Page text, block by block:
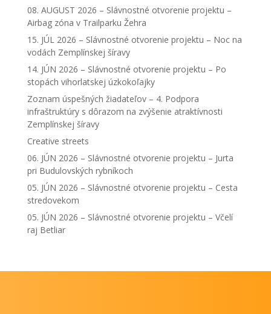
08. AUGUST 2026 – Slávnostné otvorenie projektu –
Airbag zóna v Trailparku Žehra
15. JÚL 2026 – Slávnostné otvorenie projektu – Noc na
vodách Zemplínskej šíravy
14. JÚN 2026 – Slávnostné otvorenie projektu – Po
stopách vihorlatskej úzkokoľajky
Zoznam úspešných žiadateľov – 4. Podpora
infraštruktúry s dôrazom na zvýšenie atraktívnosti
Zemplínskej šíravy
Creative streets
06. JÚN 2026 – Slávnostné otvorenie projektu – Jurta
pri Budulovských rybníkoch
05. JÚN 2026 – Slávnostné otvorenie projektu – Cesta
stredovekom
05. JÚN 2026 – Slávnostné otvorenie projektu – Včelí
raj Betliar